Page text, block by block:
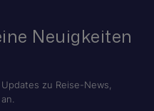
Neuigkeiten
zu Reise-News,